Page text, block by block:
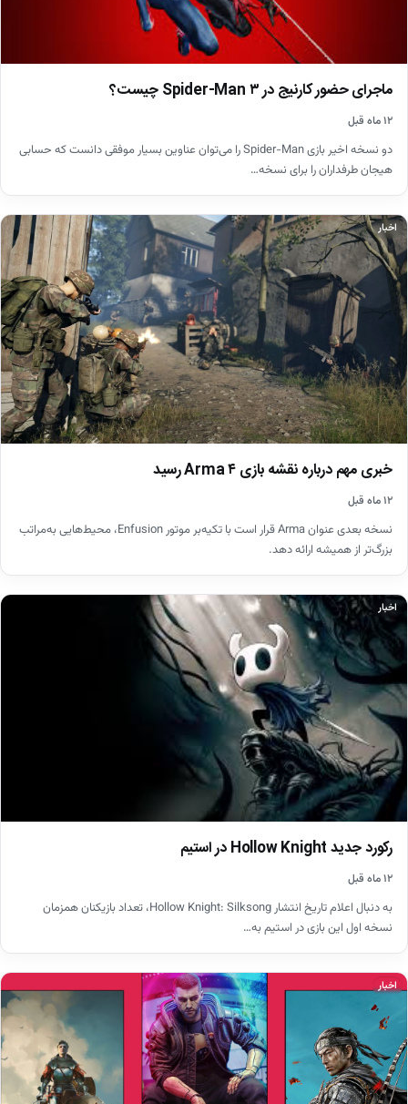
ماجرای حضور کارنیج در Spider-Man ۳ چیست؟
۱۲ ماه قبل
دو نسخه اخیر بازی Spider-Man را می‌توان عناوین بسیار موفقی دانست که حسابی
هیجان طرفداران را برای نسخه…
اخبار
خبری مهم درباره نقشه بازی Arma ۴ رسید
۱۲ ماه قبل
نسخه بعدی عنوان Arma قرار است با تکیه‌بر موتور Enfusion، محیط‌هایی به‌مراتب
بزرگ‌تر از همیشه ارائه دهد.
اخبار
رکورد جدید Hollow Knight در استیم
۱۲ ماه قبل
به دنبال اعلام تاریخ انتشار Hollow Knight: Silksong، تعداد بازیکنان همزمان
نسخه اول این بازی در استیم به…
اخبار